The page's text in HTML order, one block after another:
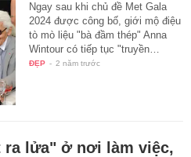
Ngay sau khi chủ đề Met Gala
2024 được công bố, giới mộ điệu
tò mò liệu "bà đầm thép" Anna
Wintour có tiếp tục "truyền…
ĐẸP - 2 năm trước
ra lửa" ở nơi làm việc,